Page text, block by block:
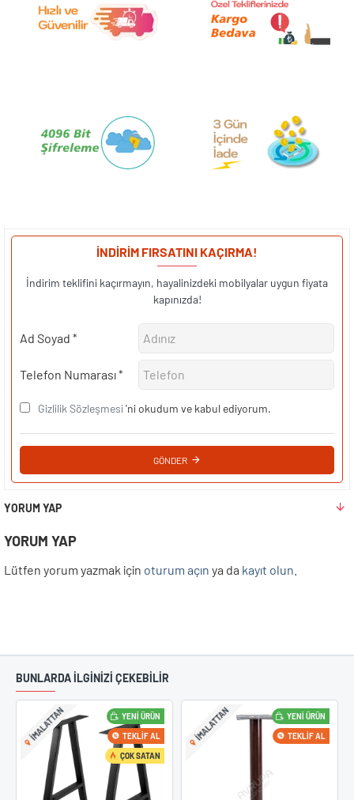
İNDİRİM FIRSATINI KAÇIRMA!
İndirim teklifini kaçırmayın, hayalinizdeki mobilyalar uygun fiyata
kapınızda!
Ad Soyad
Telefon Numarası
Gizlilik Sözleşmesi 'ni okudum ve kabul ediyorum.
GÖNDER
YORUM YAP
YORUM YAP
Lütfen yorum yazmak için oturum açın ya da kayıt olun
BUNLARDA İLGİNİZİ ÇEKEBİLİR
YENI ÜRÜN
IMALATTAN TEKLIF AL
ÇOK SATAN
YENI ÜRÜN
IMALATTAN TEKLIF AL